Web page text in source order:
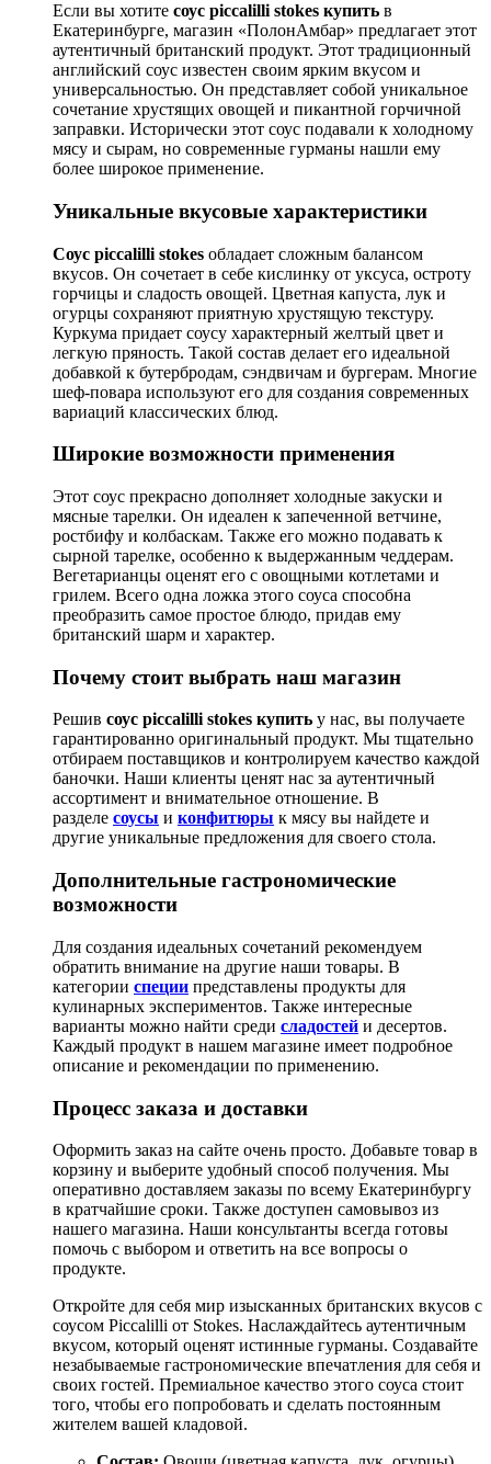
Если вы хотите соус piccalilli stokes купить в
Екатеринбурге, магазин «ПолонАмбар» предлагает этот
аутентичный британский продукт. Этот традиционный
английский соус известен своим ярким вкусом и
универсальностью. Он представляет собой уникальное
сочетание хрустящих овощей и пикантной горчичной
заправки. Исторически этот соус подавали к холодному
мясу и сырам, но современные гурманы нашли ему
более широкое применение.
Уникальные вкусовые характеристики
Соус piccalilli stokes обладает сложным балансом
вкусов. Он сочетает в себе кислинку от уксуса, остроту
горчицы и сладость овощей. Цветная капуста, лук и
огурцы сохраняют приятную хрустящую текстуру.
Куркума придает соусу характерный желтый цвет и
легкую пряность. Такой состав делает его идеальной
добавкой к бутербродам, сэндвичам и бургерам. Многие
шеф-повара используют его для создания современных
вариаций классических блюд.
Широкие возможности применения
Этот соус прекрасно дополняет холодные закуски и
мясные тарелки. Он идеален к запеченной ветчине,
ростбифу и колбаскам. Также его можно подавать к
сырной тарелке, особенно к выдержанным чеддерам.
Вегетарианцы оценят его с овощными котлетами и
грилем. Всего одна ложка этого соуса способна
преобразить самое простое блюдо, придав ему
британский шарм и характер.
Почему стоит выбрать наш магазин
Решив соус piccalilli stokes купить у нас, вы получаете
гарантированно оригинальный продукт. Мы тщательно
отбираем поставщиков и контролируем качество каждой
баночки. Наши клиенты ценят нас за аутентичный
ассортимент и внимательное отношение. В
разделе соусы и конфитюры к мясу вы найдете и
другие уникальные предложения для своего стола.
Дополнительные гастрономические
возможности
Для создания идеальных сочетаний рекомендуем
обратить внимание на другие наши товары. В
категории специи представлены продукты для
кулинарных экспериментов. Также интересные
варианты можно найти среди сладостей и десертов.
Каждый продукт в нашем магазине имеет подробное
описание и рекомендации по применению.
Процесс заказа и доставки
Оформить заказ на сайте очень просто. Добавьте товар в
корзину и выберите удобный способ получения. Мы
оперативно доставляем заказы по всему Екатеринбургу
в кратчайшие сроки. Также доступен самовывоз из
нашего магазина. Наши консультанты всегда готовы
помочь с выбором и ответить на все вопросы о
продукте.
Откройте для себя мир изысканных британских вкусов с
соусом Piccalilli от Stokes. Наслаждайтесь аутентичным
вкусом, который оценят истинные гурманы. Создавайте
незабываемые гастрономические впечатления для себя и
своих гостей. Премиальное качество этого соуса стоит
того, чтобы его попробовать и сделать постоянным
жителем вашей кладовой.